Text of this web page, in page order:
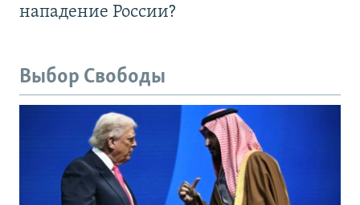
нападение России?
Выбор Свободы